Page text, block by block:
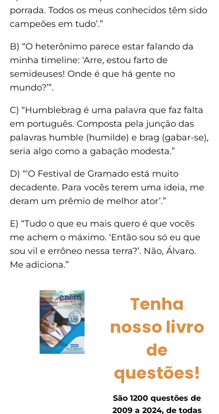
porrada. Todos os meus conhecidos têm sido
campeões em tudo’.”
B) “O heterônimo parece estar falando da
minha timeline: ‘Arre, estou farto de
semideuses! Onde é que há gente no
mundo?’”.
C) “Humblebrag é uma palavra que faz falta
em português. Composta pela junção das
palavras humble (humilde) e brag (gabar-se),
seria algo como a gabação modesta.”
D) “‘O Festival de Gramado está muito
decadente. Para vocês terem uma ideia, me
deram um prêmio de melhor ator’.”
E) “Tudo o que eu mais quero é que vocês
me achem o máximo. ‘Então sou só eu que
sou vil e errôneo nessa terra?’. Não, Álvaro.
Me adiciona.”
Tenha
nosso livro
de
questões!
São 1200 questões de
2009 a 2024, de todas